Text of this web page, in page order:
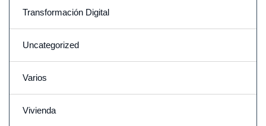
Transformación Digital
Uncategorized
Varios
Vivienda